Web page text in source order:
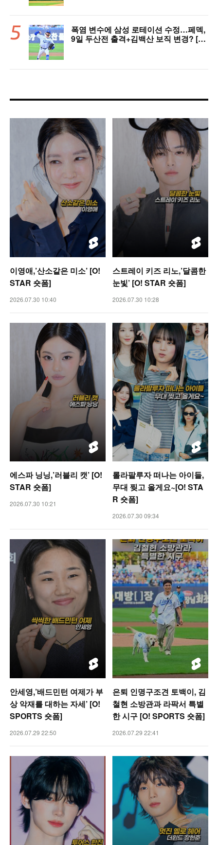
폭염 변수에 삼성 로테이션 수정…페덱,
9일 두산전 출격+김백산 보직 변경? [오!
이영애,’산소같은 미소’ [O!
STAR 숏폼]
2026.07.30 10:40
스트레이 키즈 리노,’달콤한
눈빛’ [O! STAR 숏폼]
2026.07.30 10:28
에스파 닝닝,’러블리 캣’ [O!
STAR 숏폼]
2026.07.30 10:21
롤라팔루자 떠나는 아이들,
무대 찢고 올게요~[O! STA
R 숏폼]
2026.07.30 09:34
안세영,’배드민턴 여제가 부
상 악재를 대하는 자세’ [O!
SPORTS 숏폼]
2026.07.29 22:50
은퇴 인명구조견 토백이, 김
철현 소방관과 라팍서 특별
한 시구 [O! SPORTS 숏폼]
2026.07.29 22:41